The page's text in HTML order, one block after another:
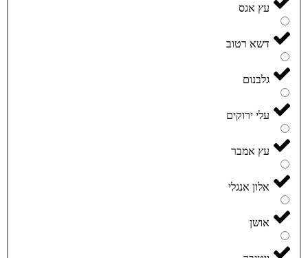
עץ אגס
דשא רטוב
גלבנום
עלי ירוקים
עץ אמבר
אלון אנגלי
אושן